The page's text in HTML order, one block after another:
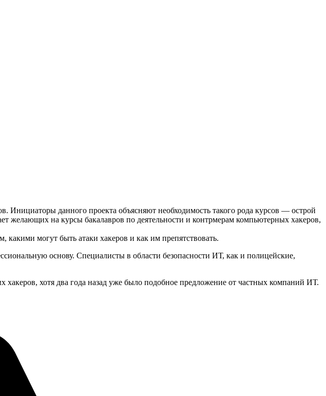
данного проекта объясняют необходимость такого рода курсов — острой
желающих на курсы бакалавров по деятельности и контрмерам компьютерных хакеров,
какими могут быть атаки хакеров и как им препятствовать.
основу. Специалисты в области безопасности ИТ, как и полицейские,
хотя два года назад уже было подобное предложение от частных компаний ИТ.